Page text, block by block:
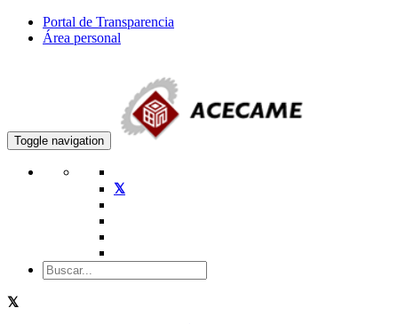
Portal de Transparencia
Área personal
Toggle navigation